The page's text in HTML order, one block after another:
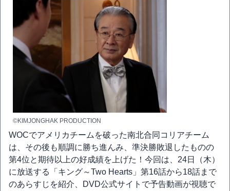
©KIMJONGHAK PRODUCTION
WOCでアメリカチームを破った南北合同コリアチーム
は、その後も順調に勝ち進んみ、準決勝敗退したものの
第4位と期待以上の好成績を上げた！今回は、24日（木）
に放送する「キング～Two Hearts」第16話から18話まで
のあらすじを紹介、DVD公式サイトで予告動画が視聴で